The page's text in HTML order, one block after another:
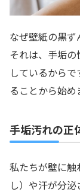
なぜ壁紙の黒ず
それは、手垢
しているから
ることから始め
手垢汚れの正
私たちが壁に
し）や汗が分